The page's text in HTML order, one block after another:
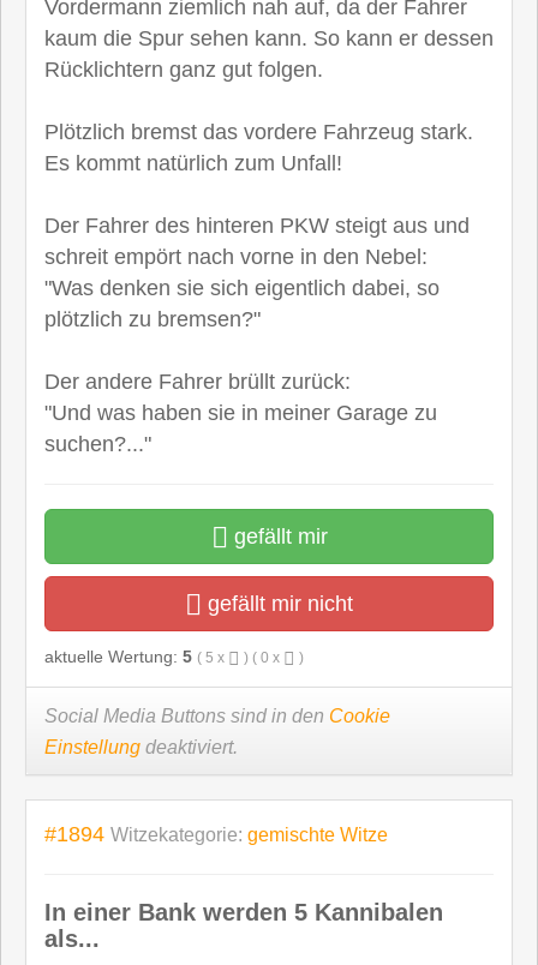
Vordermann ziemlich nah auf, da der Fahrer
kaum die Spur sehen kann. So kann er dessen
Rücklichtern ganz gut folgen.
Plötzlich bremst das vordere Fahrzeug stark.
Es kommt natürlich zum Unfall!
Der Fahrer des hinteren PKW steigt aus und
schreit empört nach vorne in den Nebel:
"Was denken sie sich eigentlich dabei, so
plötzlich zu bremsen?"
Der andere Fahrer brüllt zurück:
"Und was haben sie in meiner Garage zu
suchen?..."
gefällt mir
gefällt mir nicht
aktuelle Wertung: 5 ( 5 x ) ( 0 x )
Social Media Buttons sind in den Cookie
Einstellung deaktiviert.
#1894 Witzekategorie: gemischte Witze
In einer Bank werden 5 Kannibalen
als...